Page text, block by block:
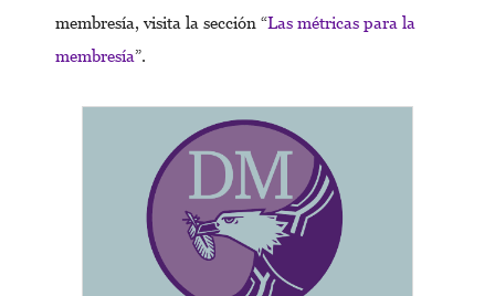
membresía, visita la sección “Las métricas para la
membresía”.